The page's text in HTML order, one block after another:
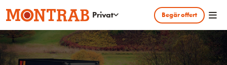
Privat
Begär offert